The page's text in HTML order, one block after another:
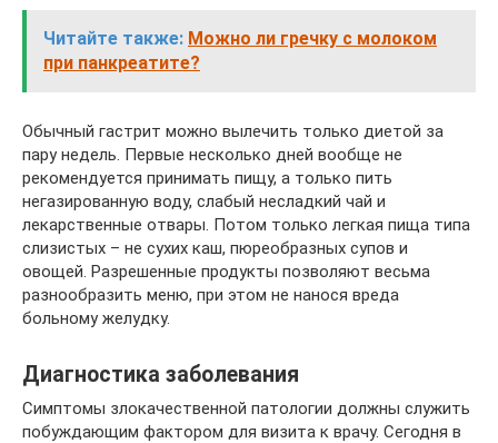
Читайте также: Можно ли гречку с молоком
при панкреатите?
Обычный гастрит можно вылечить только диетой за
пару недель. Первые несколько дней вообще не
рекомендуется принимать пищу, а только пить
негазированную воду, слабый несладкий чай и
лекарственные отвары. Потом только легкая пища типа
слизистых – не сухих каш, пюреобразных супов и
овощей. Разрешенные продукты позволяют весьма
разнообразить меню, при этом не нанося вреда
больному желудку.
Диагностика заболевания
Симптомы злокачественной патологии должны служить
побуждающим фактором для визита к врачу. Сегодня в